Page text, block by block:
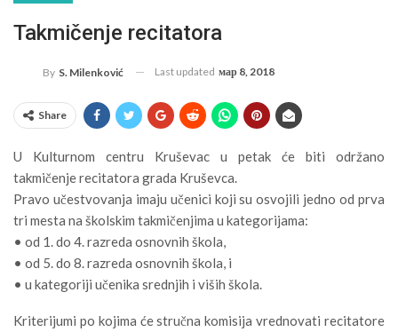
Takmičenje recitatora
By S. Milenković Last updated мар 8, 2018
Share
U Kulturnom centru Kruševac u petak će biti održano
takmičenje recitatora grada Kruševca.
Pravo učestvovanja imaju učenici koji su osvojili jedno od prva
tri mesta na školskim takmičenjima u kategorijama:
• od 1. do 4. razreda osnovnih škola,
• od 5. do 8. razreda osnovnih škola, i
• u kategoriji učenika srednjih i viših škola.
Kriterijumi po kojima će stručna komisija vrednovati recitatore